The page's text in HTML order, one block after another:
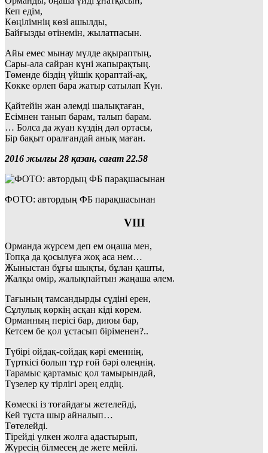
Кеп едім,
Көңілімнің көзі ашылды,
Байғызды өтінемін, жылатпасын.
Айы емес мынау мүлде ақыраптың,
Сары-ала сайран күні жапырақтың.
Төменде біздің үйшік қораптай-ақ,
Көкке өрлеп бара жатыр сатылап Күн.
Қайтейін жан әлемді шалықтаған,
Есімнен танып барам, талып барам.
… Болса да жуан күздің дәл ортасы,
Бір бақыт оралғандай анық маған.
2016 жылғы 28 қазан, сағат 22.58
ФОТО: автордың ФБ парақшасынан
VІІІ
Орманда жүрсем деп ем оңаша мен,
Топқа да қосылуға жоқ аса нем…
Жыныстан бұғы шықты, бұлан қашты,
Жалқы өмір, жалықпайтын жаңаша әлем.
Тағының тамсандырды сүдіні ерен,
Сұлулық көркің асқан кіді көрем.
Орманның перісі бар, диюы бар,
Кетсем бе қол ұстасып біріменен?..
Түбірі ойдақ-сойдақ кәрі еменнің,
Түрткісі болып тұр ғой бәрі өлеңнің.
Тарамыс қартамыс қол тамырындай,
Түзелер қу тірлігі әрең елдің.
Көмескі із тоғайдағы жетелейді,
Кей тұста шыр айналып…
Төтелейді.
Тірейді үлкен жолға адастырып,
Жүресің білмесең де жете мейлі.